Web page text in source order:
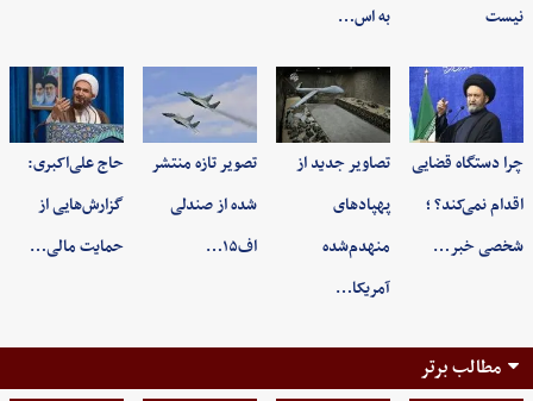
نیست
به اس…
چرا دستگاه قضایی
اقدام نمی‌کند؟ ؛
شخصی خبر…
تصاویر جدید از
پهپادهای
منهدم‌شده
آمریکا…
تصویر تازه منتشر
شده از صندلی
اف۱۵…
حاج علی‌اکبری:
گزارش‌هایی از
حمایت مالی…
مطالب برتر